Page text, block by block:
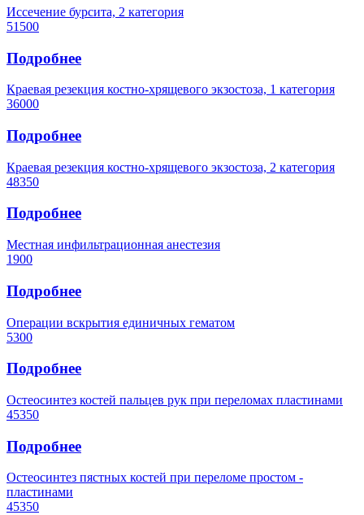
Иссечение бурсита, 2 категория
51500
Подробнее
Краевая резекция костно-хрящевого экзостоза, 1 категория
36000
Подробнее
Краевая резекция костно-хрящевого экзостоза, 2 категория
48350
Подробнее
Местная инфильтрационная анестезия
1900
Подробнее
Операции вскрытия единичных гематом
5300
Подробнее
Остеосинтез костей пальцев рук при переломах пластинами
45350
Подробнее
Остеосинтез пястных костей при переломе простом -
пластинами
45350